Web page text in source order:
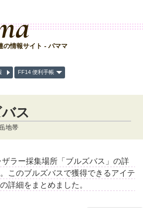
の情報サイト - パママ
FF14 便利手帳
ス
地帯
ラー採集場所「ブルズバス」の詳
このブルズバスで獲得できるアイテ
詳細をまとめました。